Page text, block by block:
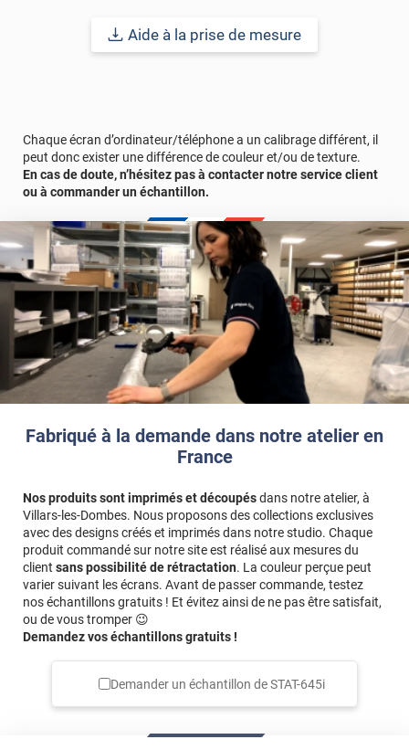
Fabriqué à la demande dans notre atelier en
France
Nos produits sont imprimés et découpésdans notre atelier, à
Villars-les-Dombes. Nous proposons des collections exclusives
avec des designs créés et imprimés dans notre studio. Chaque
produit commandé sur notre site est réalisé aux mesures du
client sans possibilité de rétractation. La couleur perçue peut
varier suivant les écrans. Avant de passer commande, testez
nos échantillons gratuits ! Et évitez ainsi de ne pas être satisfait,
ou de vous tromper 😉
Demandez vos échantillons gratuits !
Demander un échantillon deSTAT-645i
Aide à la prise de mesure
Chaque écran d’ordinateur/téléphone a un calibrage différent, il
peut donc exister une différence de couleur et/ou de texture.
En cas de doute, n’hésitez pas à contacter notre service client
ou à commander un échantillon.